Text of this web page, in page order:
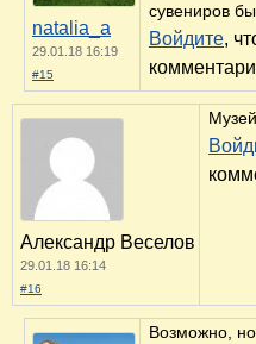
natalia_a
29.01.18 16:19
#15
сувениров
Войдите,
Александр Веселов
29.01.18 16:14
#16
Возможно,